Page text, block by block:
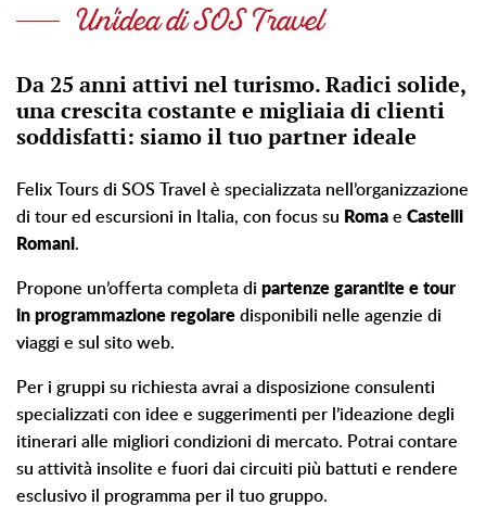
Un'idea di SOS Travel
Da 25 anni attivi nel turismo. Radici solide,
una crescita costante e migliaia di clienti
soddisfatti: siamo il tuo partner ideale
Felix Tours di SOS Travel è specializzata nell’organizzazione
di tour ed escursioni in Italia, con focus su Roma e Castelli
Romani.
Propone un’offerta completa di partenze garantite e tour
in programmazione regolare disponibili nelle agenzie di
viaggi e sul sito web.
Per i gruppi su richiesta avrai a disposizione consulenti
specializzati con idee e suggerimenti per l’ideazione degli
itinerari alle migliori condizioni di mercato. Potrai contare
su attività insolite e fuori dai circuiti più battuti e rendere
esclusivo il programma per il tuo gruppo.